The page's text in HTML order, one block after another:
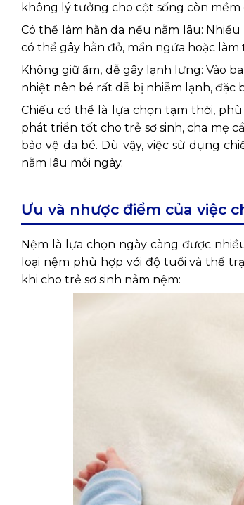
không lý tưởng cho cột sống còn
Có thể làm hằn da nếu nằm lâu:
có thể gây hằn đỏ, mẩn ngứa hoặc
Không giữ ấm, dễ gây lạnh lưng: Vào
nhiệt nên bé rất dễ bị nhiễm lạnh, đặc
Chiếu có thể là lựa chọn tạm thời,
phát triển tốt cho trẻ sơ sinh, cha mẹ
bảo vệ da bé. Dù vậy, việc sử dụng
nằm lâu mỗi ngày.
Ưu và nhược điểm của việc
Nệm là lựa chọn ngày càng được
loại nệm phù hợp với độ tuổi và thể
khi cho trẻ sơ sinh nằm nệm: